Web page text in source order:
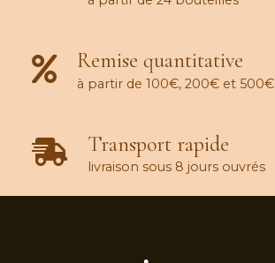
Remise quantitative
à partir de 100€, 200€ et 500€
Transport rapide
livraison sous 8 jours ouvrés